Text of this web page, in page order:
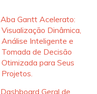
Aba Gantt Acelerato:
Visualização Dinâmica,
Análise Inteligente e
Tomada de Decisão
Otimizada para Seus
Projetos.
Dashboard Geral de